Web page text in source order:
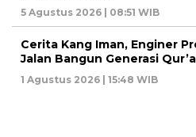
5 Agustus 2026 | 08:51 WIB
Cerita Kang Iman, Enginer
Jalan Bangun Generasi
1 Agustus 2026 | 15:48 WIB